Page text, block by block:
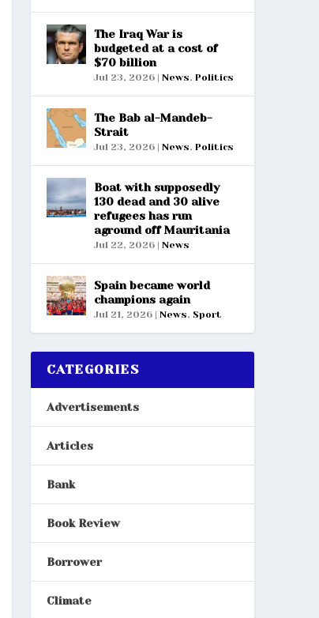
The Iraq War is
budgeted at a cost of
$70 billion
Jul 23, 2026| News, Politics
The Bab al-Mandeb-
Strait
Jul 23, 2026| News, Politics
Boat with supposedly
130 dead and 30 alive
refugees has run
aground off Mauritania
Jul 22, 2026| News
Spain became world
champions again
Jul 21, 2026| News, Sport
CATEGORIES
Advertisements
Articles
Bank
Book Review
Borrower
Climate